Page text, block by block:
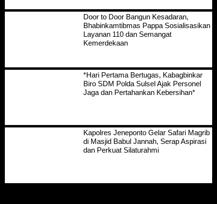
Door to Door Bangun Kesadaran,
Bhabinkamtibmas Pappa Sosialisasikan
Layanan 110 dan Semangat
Kemerdekaan
*Hari Pertama Bertugas, Kabagbinkar
Biro SDM Polda Sulsel Ajak Personel
Jaga dan Pertahankan Kebersihan*
Kapolres Jeneponto Gelar Safari Magrib
di Masjid Babul Jannah, Serap Aspirasi
dan Perkuat Silaturahmi